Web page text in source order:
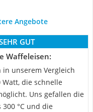
Angebote
GUT
Waffeleisen:
in unserem Vergleich
die schnelle
Uns gefallen die
°C und die